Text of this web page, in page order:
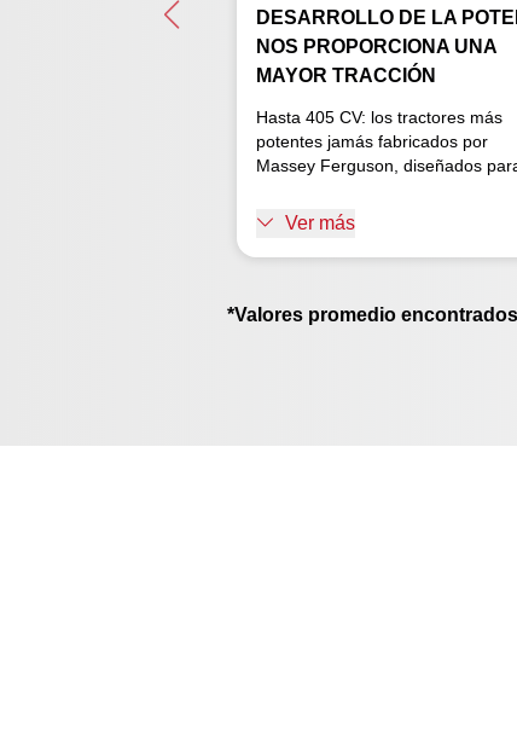
DESARROLLO DE LA
NOS PROPORCIONA UNA
MAYOR TRACCIÓN
Hasta 405 CV: los tractores más
potentes jamás fabricados por
Massey Ferguson, diseñados
unos costes operativos mínimos
Ver más
*Valores promedio